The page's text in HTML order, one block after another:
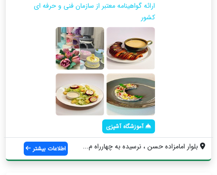
ارائه گواهینامه معتبر از سازمان فنی و حرفه ای
کشور
آموزشگاه آشپزی
بلوار امامزاده حسن ، نرسیده به چهارراه م... اطلاعات بیشتر